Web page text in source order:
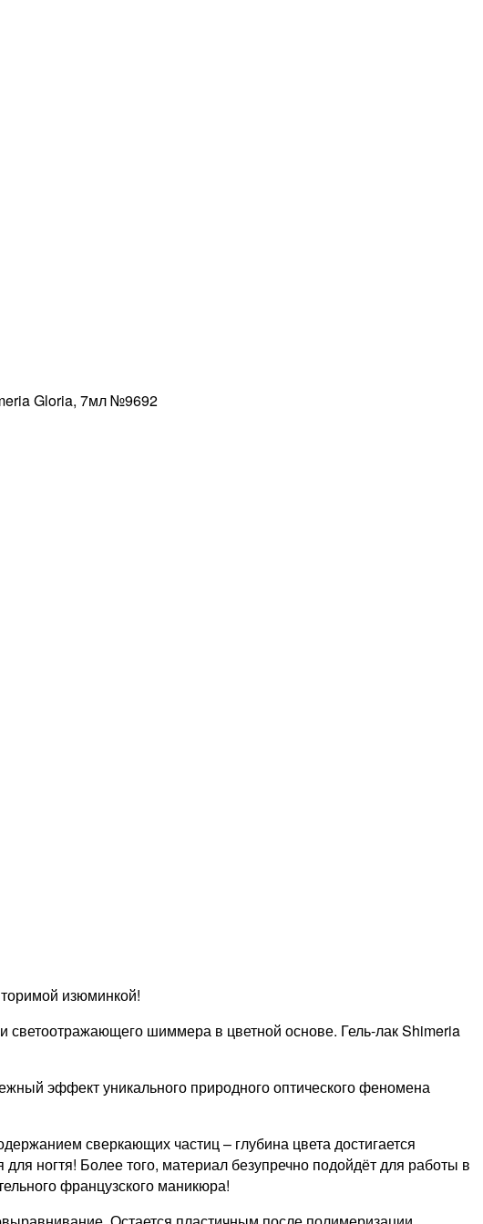
Gloria, 7мл №9692
изюминкой!
шиммера в цветной основе. Гель-лак Shimeria
эффект уникального природного оптического феномена
сверкающих частиц – глубина цвета достигается
ногтя! Более того, материал безупречно подойдёт для работы в
французского маникюра!